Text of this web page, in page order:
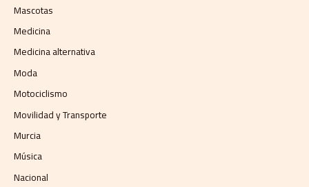
Mascotas
Medicina
Medicina alternativa
Moda
Motociclismo
Movilidad y Transporte
Murcia
Música
Nacional